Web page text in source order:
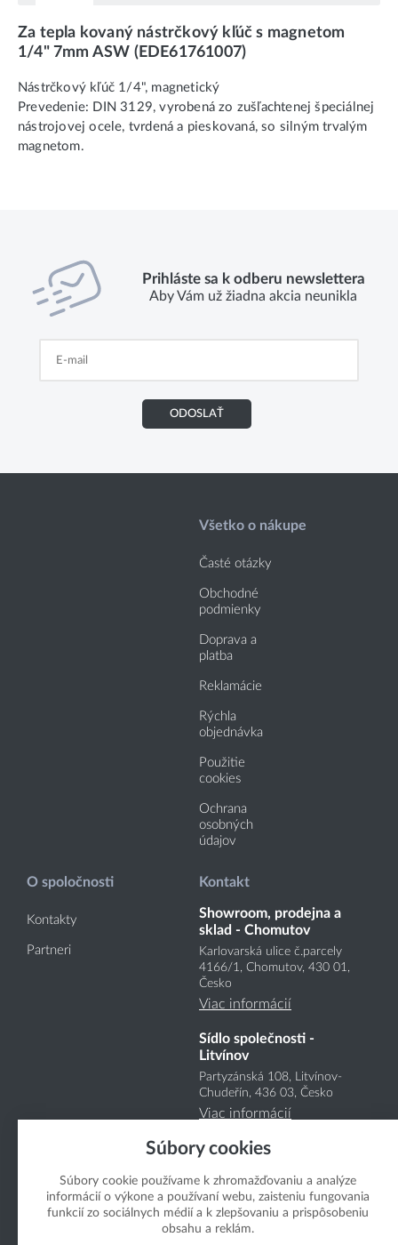
Za tepla kovaný nástrčkový kľúč s magnetom
1/4" 7mm ASW (EDE61761007)
Nástrčkový kľúč 1/4", magnetický
Prevedenie: DIN 3129, vyrobená zo zušľachtenej špeciálnej
nástrojovej ocele, tvrdená a pieskovaná, so silným trvalým
magnetom.
Prihláste sa k odberu newslettera
Aby Vám už žiadna akcia neunikla
ODOSLAŤ
Všetko o nákupe
Časté otázky
Obchodné
podmienky
Doprava a
platba
Reklamácie
Rýchla
objednávka
Použitie
cookies
Ochrana
osobných
údajov
O spoločnosti
Kontakty
Partneri
Kontakt
Showroom, prodejna a
sklad - Chomutov
Karlovarská ulice č.parcely
4166/1, Chomutov, 430 01,
Česko
Viac informácií
Sídlo společnosti -
Litvínov
Partyzánská 108, Litvínov-
Chudeřín, 436 03, Česko
Viac informácií
Copyright Boukal.SK 2026
Súbory cookies
Súbory cookie používame k zhromažďovaniu a analýze
informácií o výkone a používaní webu, zaisteniu fungovania
funkcií zo sociálnych médií a k zlepšovaniu a prispôsobeniu
obsahu a reklám.